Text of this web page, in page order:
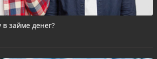
в займе денег?